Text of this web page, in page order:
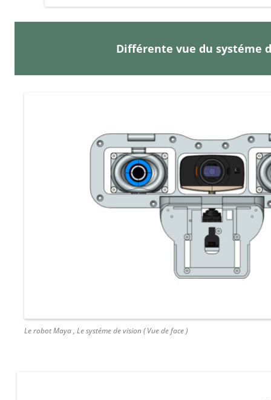
Différente vue du systéme
Le robot Maya , Le systéme de vision ( Vue de face )